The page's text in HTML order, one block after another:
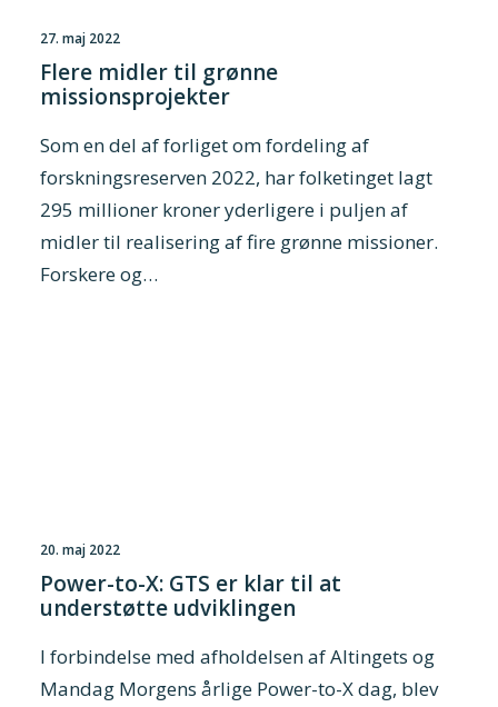
27. maj 2022
Flere midler til grønne
missionsprojekter
Som en del af forliget om fordeling af
forskningsreserven 2022, har folketinget lagt
295 millioner kroner yderligere i puljen af
midler til realisering af fire grønne missioner.
Forskere og…
20. maj 2022
Power-to-X: GTS er klar til at
understøtte udviklingen
I forbindelse med afholdelsen af Altingets og
Mandag Morgens årlige Power-to-X dag, blev